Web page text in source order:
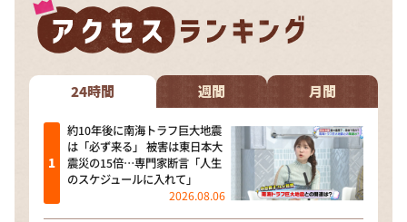
24時間 週間 月間
約10年後に南海トラフ巨大地震
は「必ず来る」 被害は東日本大
震災の15倍…専門家断言「人生
のスケジュールに入れて」
2026.08.06